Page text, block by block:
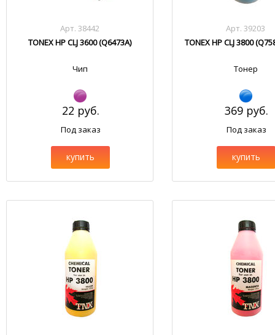
Арт. 38442
TONEX HP CLJ 3600 (Q6473A)
Чип
22 руб.
Под заказ
купить
Арт. 39203
TONEX HP CLJ 3800
Тонер
369 руб.
Под заказ
купить